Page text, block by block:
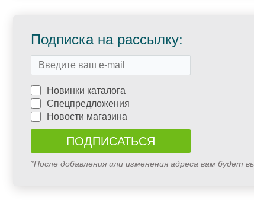
Подписка на рассылку:
Новинки каталога
Спецпредложения
Новости магазина
*После добавления или изменения адреса вам будет